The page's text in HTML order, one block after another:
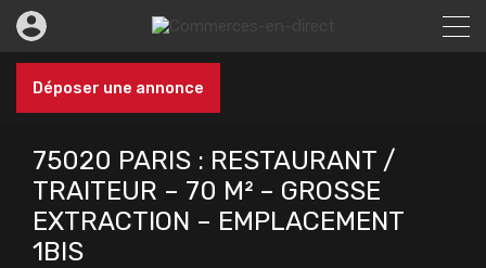
Déposer une annonce
75020 PARIS : RESTAURANT /
TRAITEUR – 70 M² – GROSSE
EXTRACTION – EMPLACEMENT
1BIS